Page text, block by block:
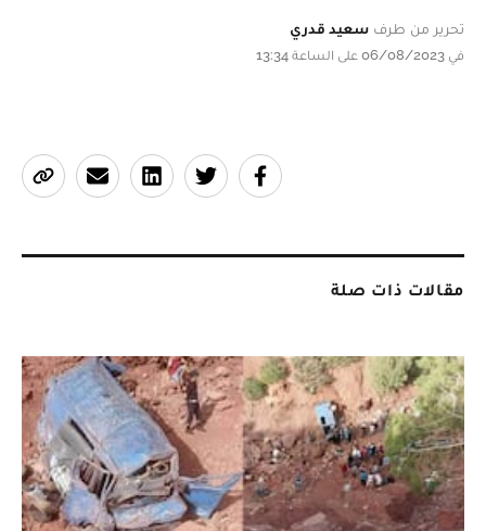
تحرير من طرف سعيد قدري
في 06/08/2023 على الساعة 13:34
مقالات ذات صلة